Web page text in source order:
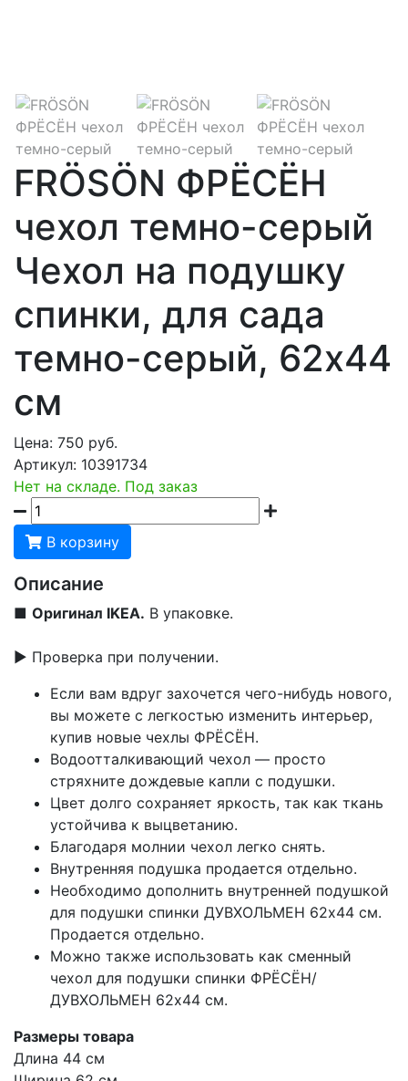
FRÖSÖN ФРЁСЁН
чехол темно-серый
Чехол на подушку
спинки, для сада
темно-серый, 62x44
см
Цена: 750 руб.
Артикул: 10391734
Нет на складе. Под заказ
В корзину
Описание
■ Оригинал IKEA. В упаковке.
▶ Проверка при получении.
Если вам вдруг захочется чего-нибудь нового,
вы можете с легкостью изменить интерьер,
купив новые чехлы ФРЁСЁН.
Водоотталкивающий чехол — просто
стряхните дождевые капли с подушки.
Цвет долго сохраняет яркость, так как ткань
устойчива к выцветанию.
Благодаря молнии чехол легко снять.
Внутренняя подушка продается отдельно.
Необходимо дополнить внутренней подушкой
для подушки спинки ДУВХОЛЬМЕН 62x44 см.
Продается отдельно.
Можно также использовать как сменный
чехол для подушки спинки ФРЁСЁН/
ДУВХОЛЬМЕН 62x44 см.
Размеры товара
Длина 44 см